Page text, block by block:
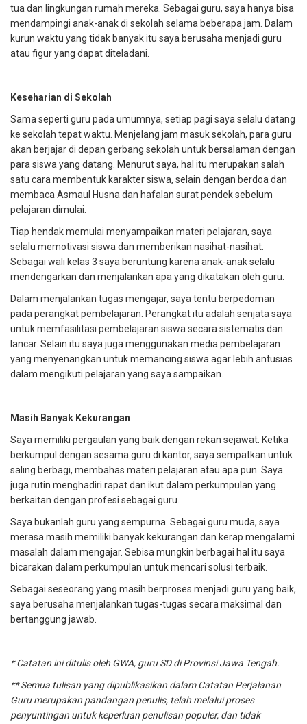
tua dan lingkungan rumah mereka. Sebagai guru, saya hanya bisa
mendampingi anak-anak di sekolah selama beberapa jam. Dalam
kurun waktu yang tidak banyak itu saya berusaha menjadi guru
atau figur yang dapat diteladani.
Keseharian di Sekolah
Sama seperti guru pada umumnya, setiap pagi saya selalu datang
ke sekolah tepat waktu. Menjelang jam masuk sekolah, para guru
akan berjajar di depan gerbang sekolah untuk bersalaman dengan
para siswa yang datang. Menurut saya, hal itu merupakan salah
satu cara membentuk karakter siswa, selain dengan berdoa dan
membaca Asmaul Husna dan hafalan surat pendek sebelum
pelajaran dimulai.
Tiap hendak memulai menyampaikan materi pelajaran, saya
selalu memotivasi siswa dan memberikan nasihat-nasihat.
Sebagai wali kelas 3 saya beruntung karena anak-anak selalu
mendengarkan dan menjalankan apa yang dikatakan oleh guru.
Dalam menjalankan tugas mengajar, saya tentu berpedoman
pada perangkat pembelajaran. Perangkat itu adalah senjata saya
untuk memfasilitasi pembelajaran siswa secara sistematis dan
lancar. Selain itu saya juga menggunakan media pembelajaran
yang menyenangkan untuk memancing siswa agar lebih antusias
dalam mengikuti pelajaran yang saya sampaikan.
Masih Banyak Kekurangan
Saya memiliki pergaulan yang baik dengan rekan sejawat. Ketika
berkumpul dengan sesama guru di kantor, saya sempatkan untuk
saling berbagi, membahas materi pelajaran atau apa pun. Saya
juga rutin menghadiri rapat dan ikut dalam perkumpulan yang
berkaitan dengan profesi sebagai guru.
Saya bukanlah guru yang sempurna. Sebagai guru muda, saya
merasa masih memiliki banyak kekurangan dan kerap mengalami
masalah dalam mengajar. Sebisa mungkin berbagai hal itu saya
bicarakan dalam perkumpulan untuk mencari solusi terbaik.
Sebagai seseorang yang masih berproses menjadi guru yang baik,
saya berusaha menjalankan tugas-tugas secara maksimal dan
bertanggung jawab.
* Catatan ini ditulis oleh GWA, guru SD diProvinsi Jawa Tengah.
** Semua tulisan yang dipublikasikan dalam Catatan Perjalanan
Guru merupakan pandangan penulis, telah melalui proses
penyuntingan untuk keperluan penulisan populer, dan tidak